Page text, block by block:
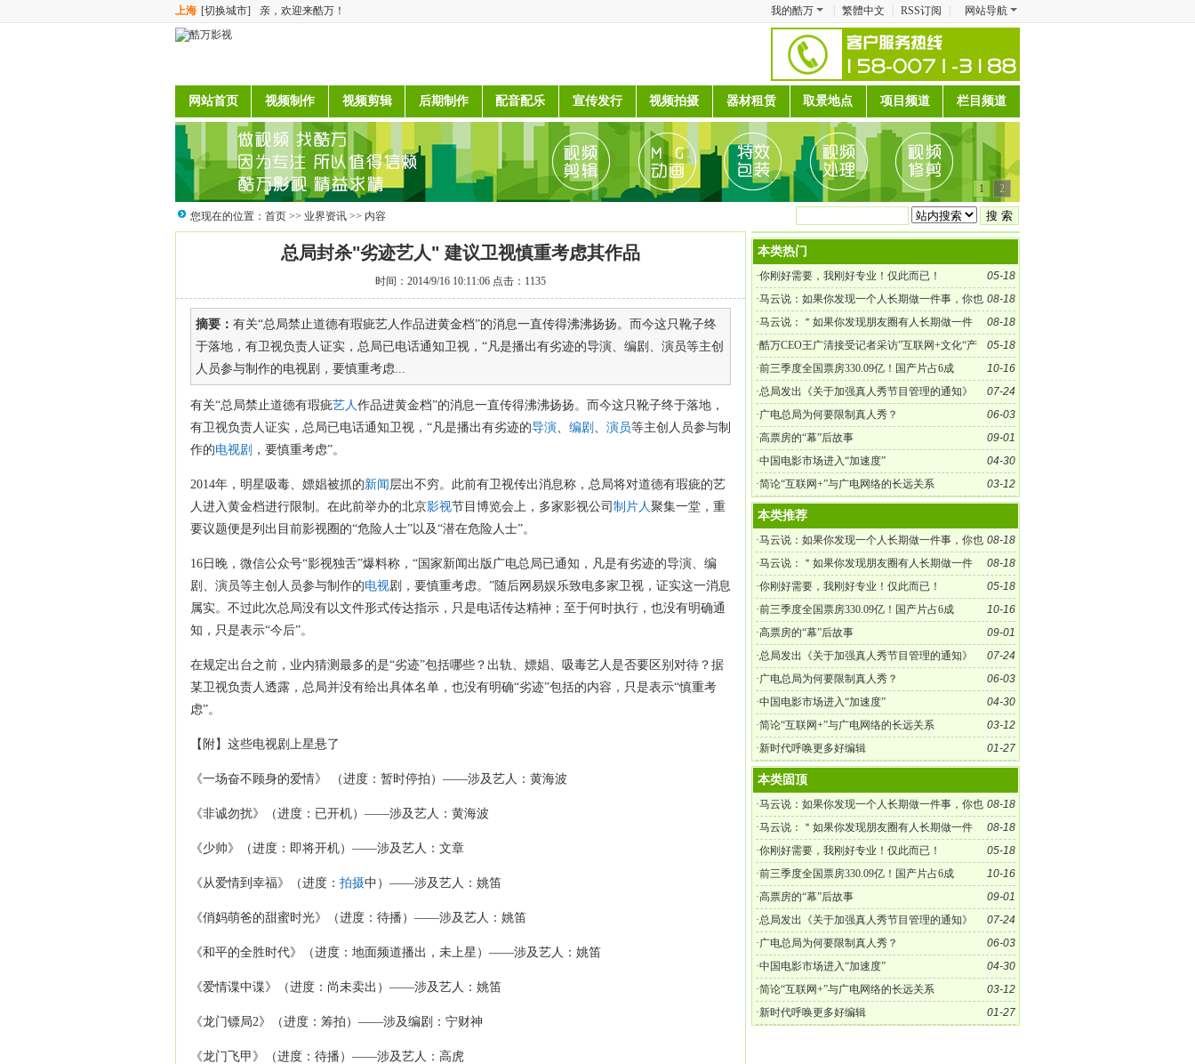
上海 [切换城市] 亲，欢迎来酷万！ 我的酷万 繁體中文 RSS订阅 网站导航
网站首页 视频制作 视频剪辑 后期制作 配音配乐 宣传发行 视频拍摄 器材租赁 取景地点 项目频道 栏目频道
1 2
您现在的位置： 首页 >> 业界资讯 >> 内容
总局封杀"劣迹艺人" 建议卫视慎重考虑其作品
时间：2014/9/16 10:11:06 点击：1135
摘要： 有关“总局禁止道德有瑕疵艺人作品进黄金档”的消息一直传得沸沸扬扬。而今这只靴子终
于落地，有卫视负责人证实，总局已电话通知卫视，“凡是播出有劣迹的导演、编剧、演员等主创
人员参与制作的电视剧，要慎重考虑...
有关“总局禁止道德有瑕疵艺人作品进黄金档”的消息一直传得沸沸扬扬。而今这只靴子终于落地，
有卫视负责人证实，总局已电话通知卫视，“凡是播出有劣迹的导演、 编剧 、 演员等主创人员参与制
作的电视剧 ，要慎重考虑”。
2014年，明星吸毒、嫖娼被抓的新闻 层出不穷。此前有卫视传出消息称，总局将对道德有瑕疵的艺
人进入黄金档进行限制。在此前举办的北京影视节目博览会上，多家影视公司 制片人聚集一堂，重
要议题便是列出目前影视圈的“危险人士”以及“潜在危险人士”。
16日晚，微信公众号“影视独舌”爆料称，“国家新闻出版广电总局已通知，凡是有劣迹的导演、编
剧、演员等主创人员参与制作的电视剧，要慎重考虑。”随后网易娱乐致电多家卫视，证实这一消息
属实。不过此次总局没有以文件形式传达指示，只是电话传达精神；至于何时执行，也没有明确通
知，只是表示“今后”。
在规定出台之前，业内猜测最多的是“劣迹”包括哪些？出轨、嫖娼、吸毒艺人是否要区别对待？据
某卫视负责人透露，总局并没有给出具体名单，也没有明确“劣迹”包括的内容，只是表示“慎重考
虑”。
【附】这些电视剧上星悬了
《一场奋不顾身的爱情》 （进度：暂时停拍）——涉及艺人：黄海波
《非诚勿扰》（进度：已开机）——涉及艺人：黄海波
《少帅》（进度：即将开机）——涉及艺人：文章
《从爱情到幸福》（进度： 拍摄中）——涉及艺人：姚笛
《俏妈萌爸的甜蜜时光》（进度：待播）——涉及艺人：姚笛
《和平的全胜时代》（进度：地面频道播出，未上星）——涉及艺人：姚笛
《爱情谍中谍》（进度：尚未卖出）——涉及艺人：姚笛
《龙门镖局2》（进度：筹拍）——涉及编剧：宁财神
《龙门飞甲》（进度：待播）——涉及艺人：高虎
本类热门
05-18
·你刚好需要，我刚好专业！仅此而已！
08-18
·马云说：如果你发现一个人长期做一件事，你也
刚好有需求，你就找他吧！
08-18
·马云说：＂如果你发现朋友圈有人长期做一件
事，你观察他很久，如果他还在做，你也刚好有需求，
就找他吧！＂
05-18
·酷万CEO王广清接受记者采访”互联网+文化“产
业转型发展
10-16
·前三季度全国票房330.09亿！国产片占6成
07-24
·总局发出《关于加强真人秀节目管理的通知》
06-03
·广电总局为何要限制真人秀？
09-01
·高票房的“幕”后故事
04-30
·中国电影市场进入“加速度”
03-12
·简论“互联网+”与广电网络的长远关系
本类推荐
08-18
·马云说：如果你发现一个人长期做一件事，你也
刚好有需求，你就找他吧！
08-18
·马云说：＂如果你发现朋友圈有人长期做一件
事，你观察他很久，如果他还在做，你也刚好有需求，
就找他吧！＂
05-18
·你刚好需要，我刚好专业！仅此而已！
10-16
·前三季度全国票房330.09亿！国产片占6成
09-01
·高票房的“幕”后故事
07-24
·总局发出《关于加强真人秀节目管理的通知》
06-03
·广电总局为何要限制真人秀？
04-30
·中国电影市场进入“加速度”
03-12
·简论“互联网+”与广电网络的长远关系
01-27
·新时代呼唤更多好编辑
本类固顶
08-18
·马云说：如果你发现一个人长期做一件事，你也
刚好有需求，你就找他吧！
08-18
·马云说：＂如果你发现朋友圈有人长期做一件
事，你观察他很久，如果他还在做，你也刚好有需求，
就找他吧！＂
05-18
·你刚好需要，我刚好专业！仅此而已！
10-16
·前三季度全国票房330.09亿！国产片占6成
09-01
·高票房的“幕”后故事
07-24
·总局发出《关于加强真人秀节目管理的通知》
06-03
·广电总局为何要限制真人秀？
04-30
·中国电影市场进入“加速度”
03-12
·简论“互联网+”与广电网络的长远关系
01-27
·新时代呼唤更多好编辑